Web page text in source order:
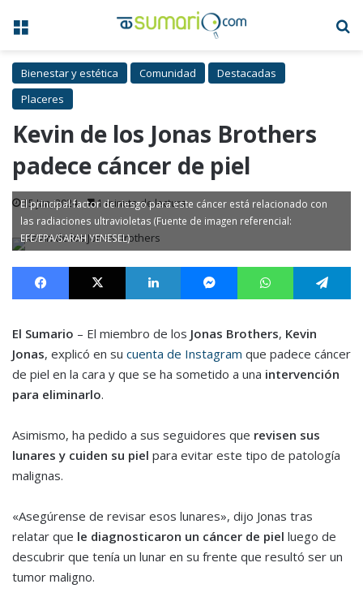
Menú
Bienestar y estética Comunidad
Destacadas
Placeres
Kevin de los Jonas Brothers
padece cáncer de piel
15 Jun, 2024 1 minuto de lectura
El principal factor de riesgo para este cáncer está relacionado con
las radiaciones ultravioletas (Fuente de imagen referencial:
EFE/EPA/SARAH YENESEL)
Facebook X LinkedIn MessengerWhatsApp
El Sumario – El miembro de los Jonas Brothers, Kevin
Jonas, explicó en su cuenta de Instagram que padece cáncer
de piel en la cara y que se ha sometido a una intervención
para eliminarlo.
Asimismo, ha pedido a sus seguidores que revisen sus
lunares y cuiden su piel para evitar este tipo de patología
malignas.
«Asegúrense de revisar esos lunares», dijo Jonas tras
relatar que le diagnosticaron un cáncer de piel luego de
descubrir que tenía un lunar en su frente que resultó ser un
tumor maligno.